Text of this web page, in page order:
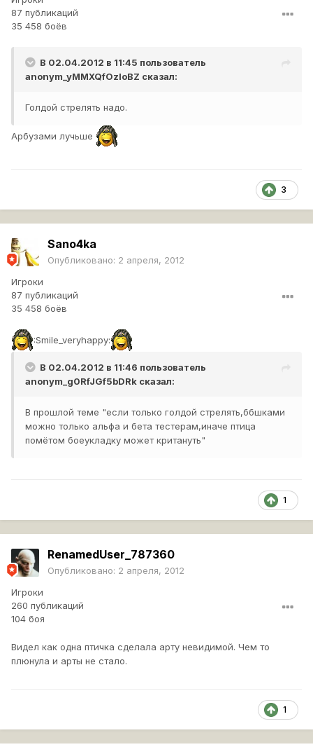
87 публикаций
35 458 боёв
В 02.04.2012 в 11:45 пользователь
anonym_yMMXQfOzloBZ сказал:
Голдой стрелять надо.
Арбузами лучьше
3
Sano4ka
Опубликовано: 2 апреля, 2012
Игроки
87 публикаций
35 458 боёв
:Smile_veryhappy:
В 02.04.2012 в 11:46 пользователь
anonym_g0RfJGf5bDRk сказал:
В прошлой теме "если только голдой стрелять,ббшками
можно только альфа и бета тестерам,иначе птица
помётом боеукладку может критануть"
1
RenamedUser_787360
Опубликовано: 2 апреля, 2012
Игроки
260 публикаций
104 боя
Видел как одна птичка сделала арту невидимой. Чем то
плюнула и арты не стало.
1